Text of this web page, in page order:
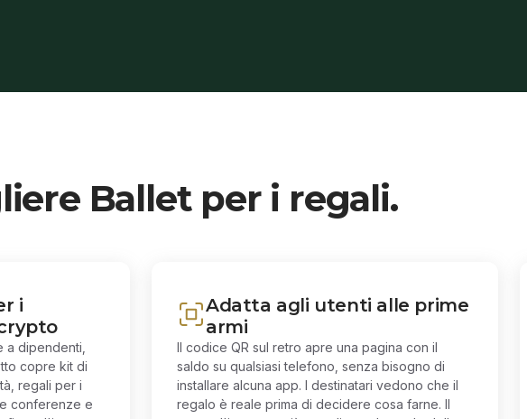
Ballet per i regali.
i
a dipendenti,
copre kit di
regali per i
conferenze e
Adatta agli utenti alle prime
armi
Il codice QR sul retro apre una pagina con il
saldo su qualsiasi telefono, senza bisogno di
installare alcuna app. I destinatari vedono che il
regalo è reale prima di decidere cosa farne. Il